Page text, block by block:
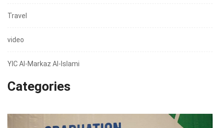
Travel
video
YIC Al-Markaz Al-Islami
Categories